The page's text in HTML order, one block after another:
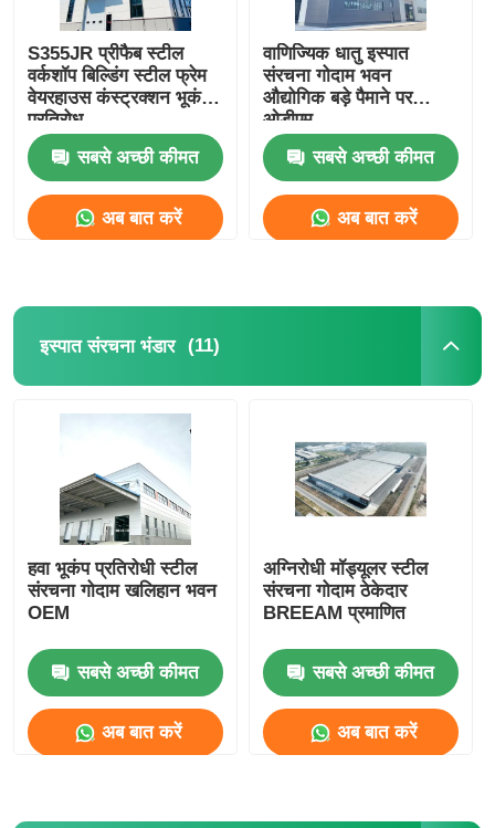
S355JR प्रीफैब स्टील
वर्कशॉप बिल्डिंग स्टील फ्रेम
वेयरहाउस कंस्ट्रक्शन भूकंप
प्रतिरोध
सबसे अच्छी कीमत
अब बात करें
वाणिज्यिक धातु इस्पात
संरचना गोदाम भवन
औद्योगिक बड़े पैमाने पर
ओडीएम
सबसे अच्छी कीमत
अब बात करें
इस्पात संरचना भंडार (11)
हवा भूकंप प्रतिरोधी स्टील
संरचना गोदाम खलिहान भवन
OEM
सबसे अच्छी कीमत
अब बात करें
अग्निरोधी मॉड्यूलर स्टील
संरचना गोदाम ठेकेदार
BREEAM प्रमाणित
सबसे अच्छी कीमत
अब बात करें